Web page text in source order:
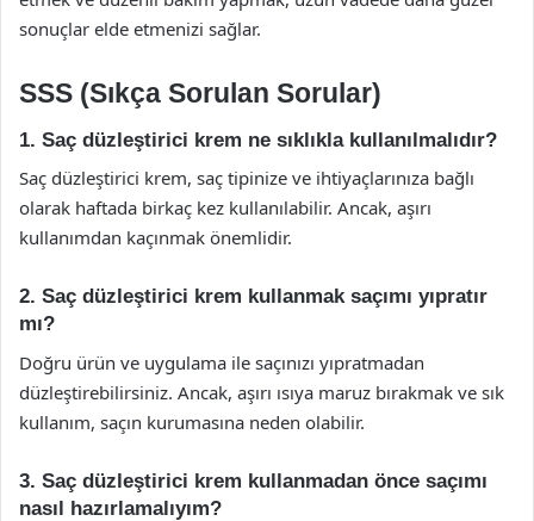
sonuçlar elde etmenizi sağlar.
SSS (Sıkça Sorulan Sorular)
1. Saç düzleştirici krem ne sıklıkla kullanılmalıdır?
Saç düzleştirici krem, saç tipinize ve ihtiyaçlarınıza bağlı
olarak haftada birkaç kez kullanılabilir. Ancak, aşırı
kullanımdan kaçınmak önemlidir.
2. Saç düzleştirici krem kullanmak saçımı yıpratır
mı?
Doğru ürün ve uygulama ile saçınızı yıpratmadan
düzleştirebilirsiniz. Ancak, aşırı ısıya maruz bırakmak ve sık
kullanım, saçın kurumasına neden olabilir.
3. Saç düzleştirici krem kullanmadan önce saçımı
nasıl hazırlamalıyım?